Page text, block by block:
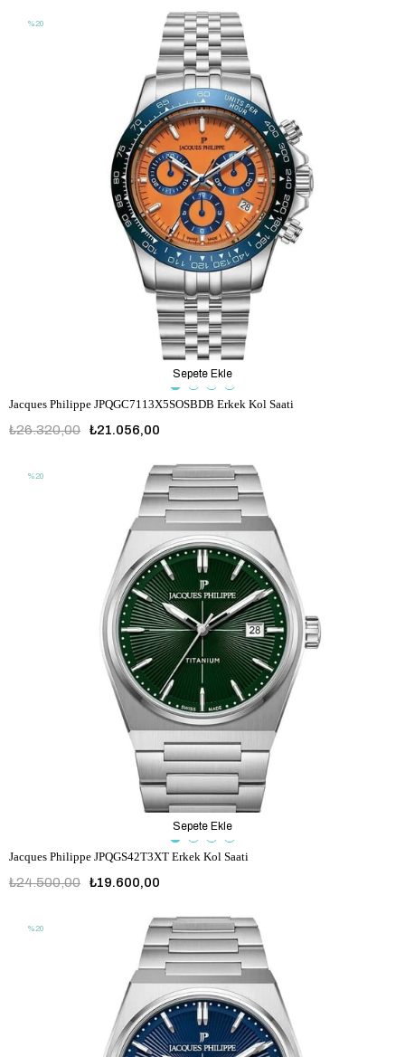
Jacques Philippe JPQGC7113X5SOSBDB Erkek Kol Saati
₺21.056,00
₺26.320,00
Sepete Ekle
%20
Jacques Philippe JPQGS42T3XT Erkek Kol Saati
₺19.600,00
₺24.500,00
Sepete Ekle
%20
%20